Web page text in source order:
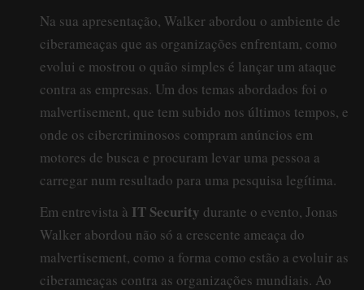
Na sua apresentação, Walker abordou o ambiente de
ciberameaças que as organizações enfrentam, como
evolui e mostrou o quão simples é lançar um ataque
contra as empresas. Um dos temas abordados foi o
malvertisement, que tem subido nos últimos tempos, e
onde os cibercriminosos compram anúncios em
motores de busca e procuram levar uma pessoa a
carregar num resultado para uma pesquisa legítima.
Em entrevista à IT Security durante o evento, Jonas
Walker abordou não só a crescente ameaça do
malvertisement, como a forma como estão a evoluir as
ciberameaças contra as organizações mundiais. Ao